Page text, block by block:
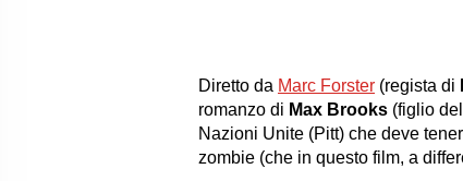
Diretto da Marc Forster (regista di
romanzo di Max Brooks (figlio
Nazioni Unite (Pitt) che deve
zombie (che in questo film, a